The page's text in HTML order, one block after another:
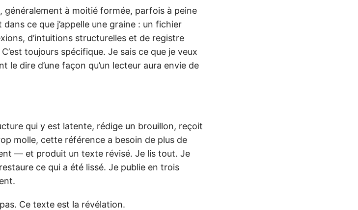
généralement à moitié formée, parfois à peine
ce que j’appelle une graine : un fichier
d’intuitions structurelles et de registre
toujours spécifique. Je sais ce que je veux
le dire d’une façon qu’un lecteur aura envie de
qui y est latente, rédige un brouillon, reçoit
molle, cette référence a besoin de plus de
— et produit un texte révisé. Je lis tout. Je
ce qui a été lissé. Je publie en trois
Ce texte est la révélation.